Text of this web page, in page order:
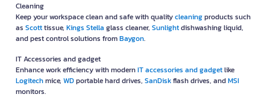
Cleaning
Keep your workspace clean and safe with qualitycleaningproducts such
as Scotttissue, Kings Stella glass cleaner, Sunlightdishwashing liquid,
and pest control solutions fromBaygon.
IT Accessories and gadget
Enhance work efficiency with modernIT accessories and gadgetlike
Logitechmice, WDportable hard drives, SanDiskflash drives, andMSI
monitors.